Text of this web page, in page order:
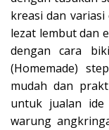
kreasi dan
lezat lembut dan
dengan cara
(Homemade)
mudah dan
untuk jualan ide
warung